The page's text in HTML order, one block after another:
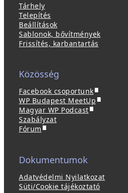
Tárhely
Telepítés
Beállítások
Sablonok, bővítmények
Frissítés, karbantartás
Közösség
Facebook csoportunk(
ú
j
a
n
WP Budapest MeetUp (
b
a
Magyar WP Podcast(
k
b
Szabályzat
Fórum (
a
b
l
a
Dokumentumok
Adatvédelmi Nyilatkozat
Süti/Cookie tájékoztató